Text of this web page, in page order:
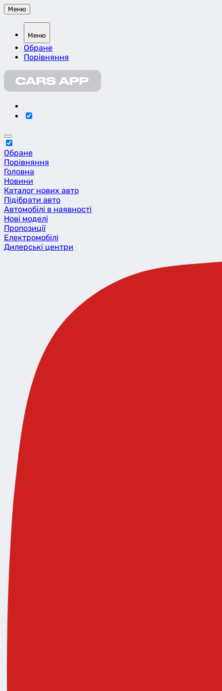
Меню
Меню
Обране
Порівняння
Обране
Порівняння
Головна
Новини
Каталог нових авто
Підібрати авто
Автомобілі в наявності
Нові моделі
Пропозиції
Eлектромобілі
Дилерські центри